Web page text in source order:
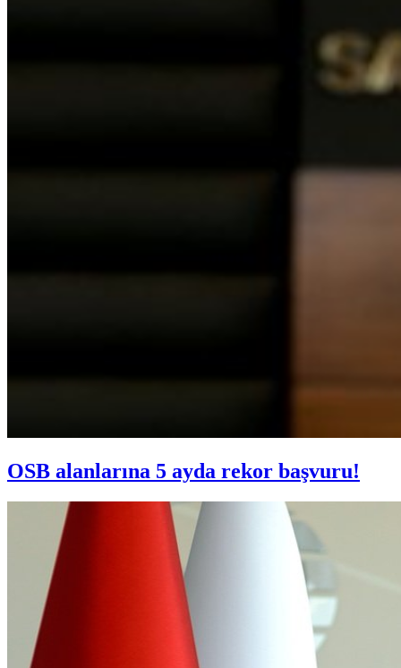
OSB alanlarına 5 ayda rekor başvuru!